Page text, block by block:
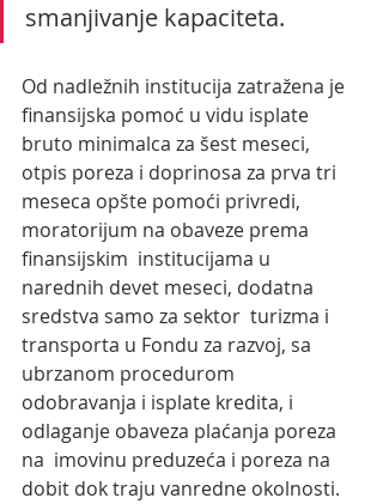
smanjivanje kapaciteta.
Od nadležnih institucija zatražena je
finansijska pomoć u vidu isplate
bruto minimalca za šest meseci,
otpis poreza i doprinosa za prva tri
meseca opšte pomoći privredi,
moratorijum na obaveze prema
finansijskim  institucijama u
narednih devet meseci, dodatna
sredstva samo za sektor  turizma i
transporta u Fondu za razvoj, sa
ubrzanom procedurom
odobravanja i isplate kredita, i
odlaganje obaveza plaćanja poreza
na  imovinu preduzeća i poreza na
dobit dok traju vanredne okolnosti.